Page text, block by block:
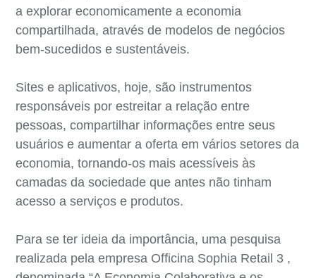
a explorar economicamente a economia
compartilhada, através de modelos de negócios
bem-sucedidos e sustentáveis.
Sites e aplicativos, hoje, são instrumentos
responsáveis por estreitar a relação entre
pessoas, compartilhar informações entre seus
usuários e aumentar a oferta em vários setores da
economia, tornando-os mais acessíveis às
camadas da sociedade que antes não tinham
acesso a serviços e produtos.
Para se ter ideia da importância, uma pesquisa
realizada pela empresa Officina Sophia Retail 3 ,